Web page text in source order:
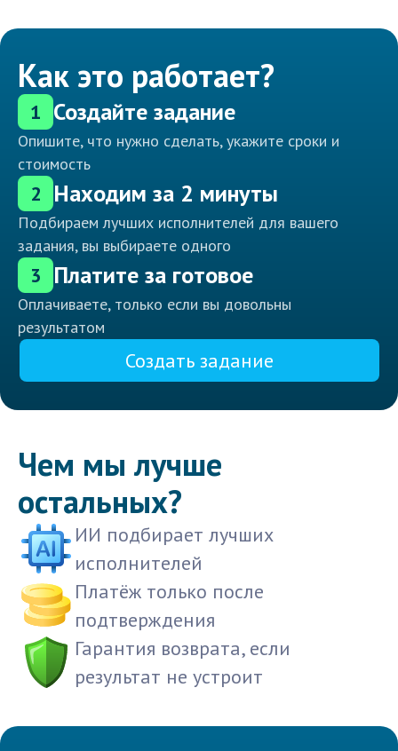
Как это работает?
1 Создайте задание
Опишите, что нужно сделать, укажите сроки и
стоимость
2 Находим за 2 минуты
Подбираем лучших исполнителей для вашего
задания, вы выбираете одного
3 Платите за готовое
Оплачиваете, только если вы довольны
результатом
Создать задание
Чем мы лучше
остальных?
ИИ подбирает лучших
исполнителей
Платёж только после
подтверждения
Гарантия возврата, если
результат не устроит